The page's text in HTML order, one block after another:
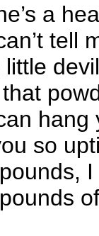
a
tell
little
hang
so